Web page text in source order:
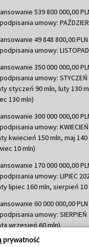
539 800 000,00
umowy:
49 848 800,00 PLN
umowy:
350 000 000,00
umowy: STYCZEŃ
styczeń 90 mln, luty 130
130 mln)
300 000 000,00
umowy:
kwiecień 150 mln, maj 140
10 mln)
170 000 000,00
umowy: LIPIEC
lipiec 160 mln, sierpień 10
60 000 000,00 PLN
umowy: SIERPIEŃ
wrzesień 60 mln)
635 783 051,21 PLN
prywatność